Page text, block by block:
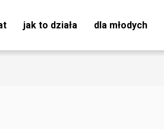
jak to działa dla młodych